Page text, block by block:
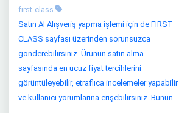
first-class
Satın Al Alışveriş yapma işlemi için de FIRST
CLASS sayfası üzerinden sorunsuzca
gönderebilirsiniz. Ürünün satın alma
sayfasında en ucuz fiyat tercihlerini
görüntüleyebilir, etraflıca incelemeler yapabilir
ve kullanıcı yorumlarına erişebilirsiniz. Bunun...